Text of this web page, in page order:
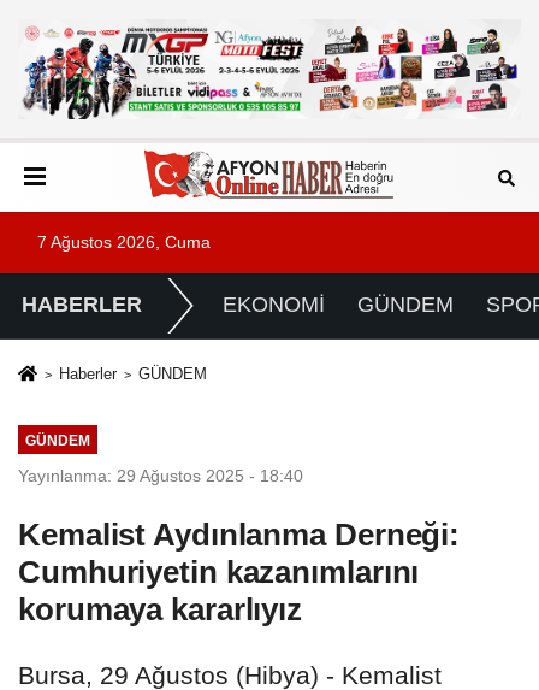
7 Ağustos 2026, Cuma
HABERLER EKONOMİ GÜNDEM
Haberler GÜNDEM
GÜNDEM
Yayınlanma: 29 Ağustos 2025 - 18:40
Kemalist Aydınlanma Derneği:
Cumhuriyetin kazanımlarını
korumaya kararlıyız
Bursa, 29 Ağustos (Hibya) - Kemalist